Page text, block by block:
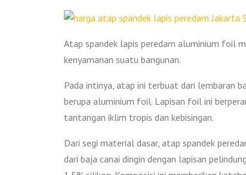
Atap spandek lapis peredam aluminium foil
kenyamanan suatu bangunan.
Pada intinya, atap ini terbuat dari lembaran
berupa aluminium foil. Lapisan foil ini
tantangan iklim tropis dan kebisingan.
Dari segi material dasar, atap spandek
dari baja canai dingin dengan lapisan